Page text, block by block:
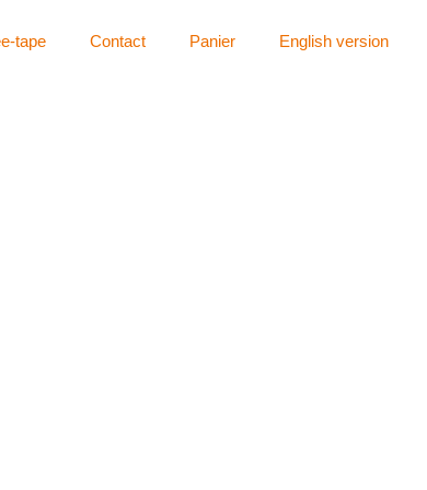
tape Contact Panier English version